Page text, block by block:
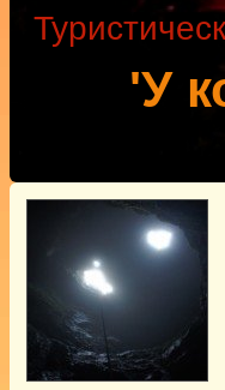
'У